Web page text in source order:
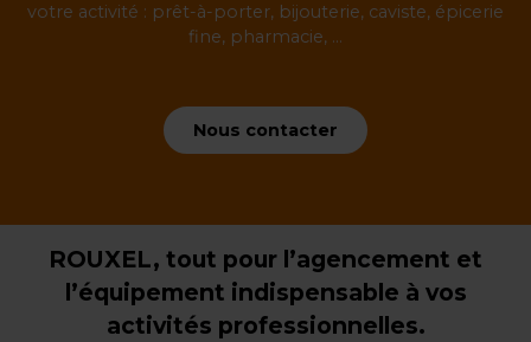
votre activité : prêt-à-porter, bijouterie, caviste, épicerie
fine, pharmacie, ...
Nous contacter
ROUXEL, tout pour l’agencement et
l’équipement indispensable à vos
activités professionnelles.